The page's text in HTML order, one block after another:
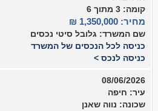
קומה: 3 מתוך 6
מחיר: 1,350,000 ₪
שם המשרד: גלובל סיטי נכסים
כניסה לכל הנכסים של המשרד
כניסה לנכס >
08/06/2026
עיר: חיפה
שכונה: נווה שאנן